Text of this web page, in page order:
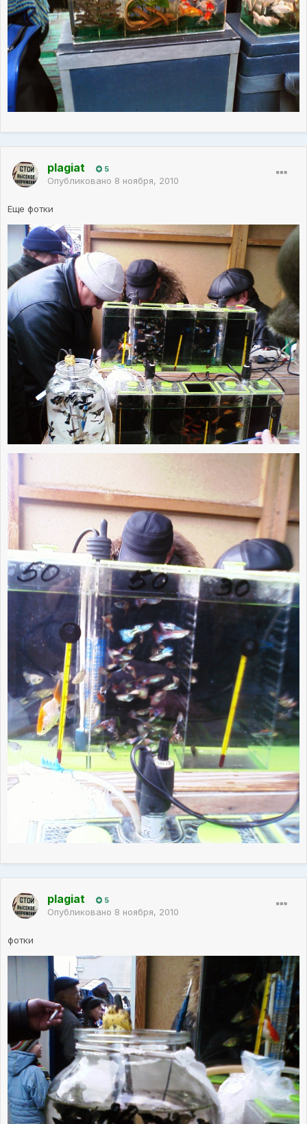
plagiat 5
Опубликовано 8 ноября, 2010
Еще фотки
plagiat 5
Опубликовано 8 ноября, 2010
фотки